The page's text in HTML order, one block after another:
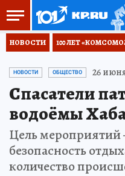
НОВОСТИ 100 ЛЕТ
НОВОСТИ ОБЩЕСТВО 26
Спасатели
водоёмы
Цель мероприятий
безопасность
количество